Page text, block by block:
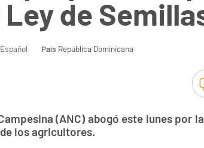
de
Español País República Dominicana
(ANC) abogó este lunes por
los agricultores.